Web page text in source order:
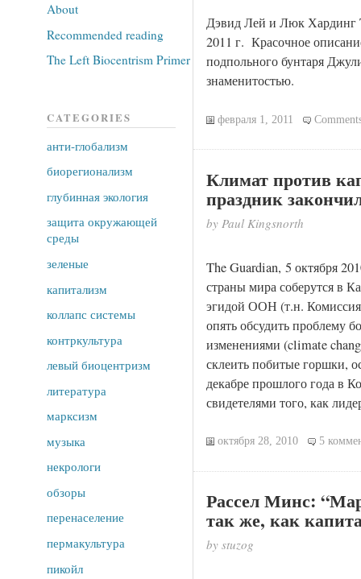
Дэвид Лей и Люк Хардинг
2011 г. Красочное
подпольного бунтаря
знаменитостью.
февраля 1, 2011
Климат против
праздник
by Paul Kingsnorth
The Guardian, 5 октября
страны мира соберутся в
эгидой ООН (т.н.
опять обсудить проблему
изменениями (climate
склеить побитые горшки,
декабре прошлого года в
свидетелями того, как
октября 28, 2010 5
Рассел Минс:
так же, как
by stuzog
About
Recommended reading
The Left Biocentrism Primer
CATEGORIES
анти-глобализм
биорегионализм
глубинная экология
защита окружающей
среды
зеленые
капитализм
коллапс системы
контркультура
левый биоцентризм
литература
марксизм
музыка
некрологи
обзоры
перенаселение
пермакультура
пикойл